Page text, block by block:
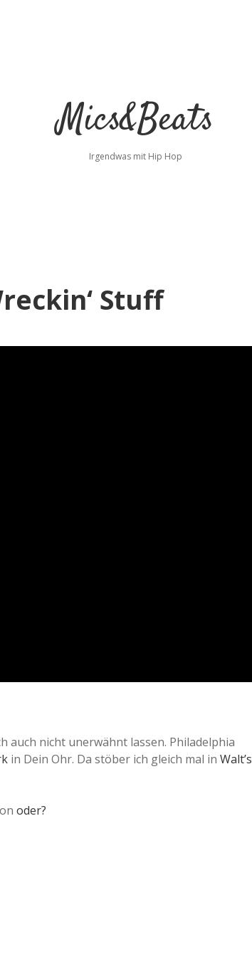
Mics&Beats
Irgendwas mit Hip Hop
Stuff
auch nicht unerwähnt lassen. Philadelphia
in Dein Ohr. Da stöber ich gleich mal in Walt’s
oder?